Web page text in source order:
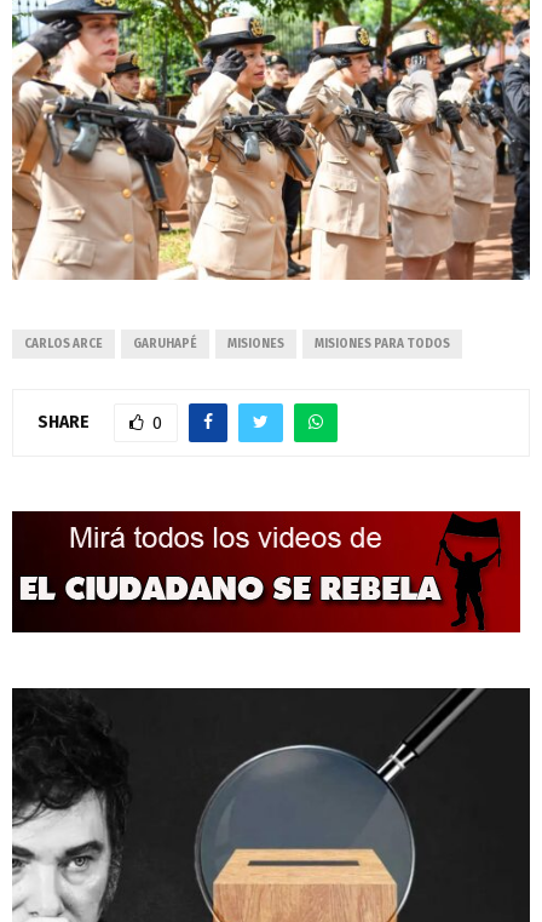
CARLOS ARCE GARUHAPÉ MISIONES MISIONES PARA TODOS
SHARE 0